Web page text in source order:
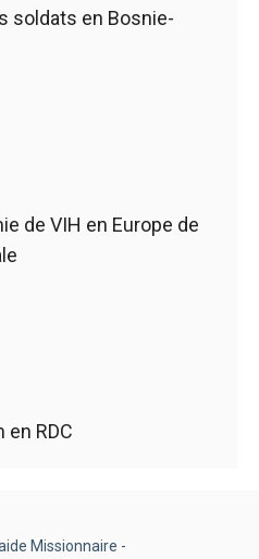
soldats en Bosnie-
de VIH en Europe de
RDC
Missionnaire -